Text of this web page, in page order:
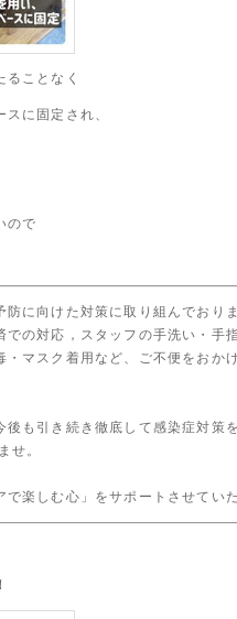
ことなく
に固定され、
ので
に向けた対策に取り組んでおりま
の対応，スタッフの手洗い・手
マスク着用など、ご不便をおか
も引き続き徹底して感染症対策
せ。
で楽しむ心」をサポートさせてい